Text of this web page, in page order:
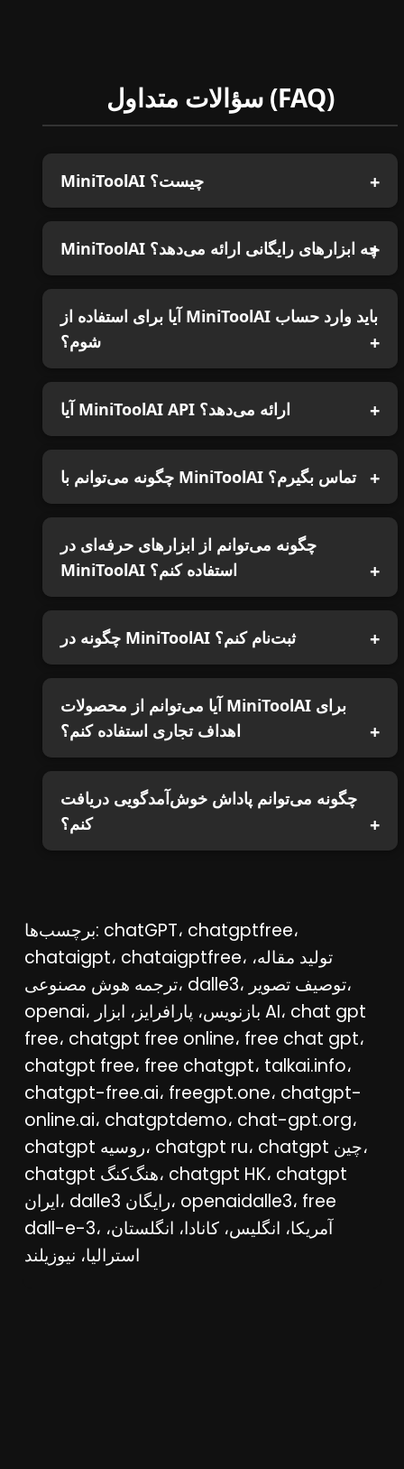
سؤالات متداول (FAQ)
MiniToolAI چیست؟
MiniToolAI چه ابزارهای رایگانی ارائه می‌دهد؟
آیا برای استفاده از MiniToolAI باید وارد حساب
شوم؟
آیا MiniToolAI API ارائه می‌دهد؟
چگونه می‌توانم با MiniToolAI تماس بگیرم؟
چگونه می‌توانم از ابزارهای حرفه‌ای در
MiniToolAI استفاده کنم؟
چگونه در MiniToolAI ثبت‌نام کنم؟
آیا می‌توانم از محصولات MiniToolAI برای
اهداف تجاری استفاده کنم؟
چگونه می‌توانم پاداش خوش‌آمدگویی دریافت
کنم؟
برچسب‌ها: chatGPT، chatgptfree،
chataigpt، chataigptfree، تولید مقاله،
ترجمه هوش مصنوعی، dalle3، توصیف تصویر،
openai، بازنویس، پارافرایز، ابزار AI، chat gpt
free، chatgpt free online، free chat gpt،
chatgpt free، free chatgpt، talkai.info،
chatgpt-free.ai، freegpt.one، chatgpt-
online.ai، chatgptdemo، chat-gpt.org،
chatgpt روسیه، chatgpt ru، chatgpt چین،
chatgpt هنگ‌کنگ، chatgpt HK، chatgpt
ایران، dalle3 رایگان، openaidalle3، free
dall-e-3، آمریکا، انگلیس، کانادا، انگلستان،
استرالیا، نیوزیلند